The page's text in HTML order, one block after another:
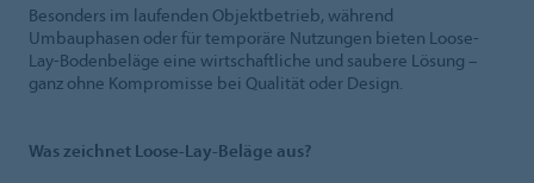
Besonders im laufenden Objektbetrieb, während
Umbauphasen oder für temporäre Nutzungen bieten Loose-
Lay-Bodenbeläge eine wirtschaftliche und saubere Lösung –
ganz ohne Kompromisse bei Qualität oder Design.
Was zeichnet Loose-Lay-Beläge aus?